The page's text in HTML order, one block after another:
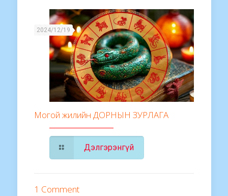
2024/12/19
Могой жилийн ДОРНЫН ЗУРЛАГА
Дэлгэрэнгүй
1 Comment